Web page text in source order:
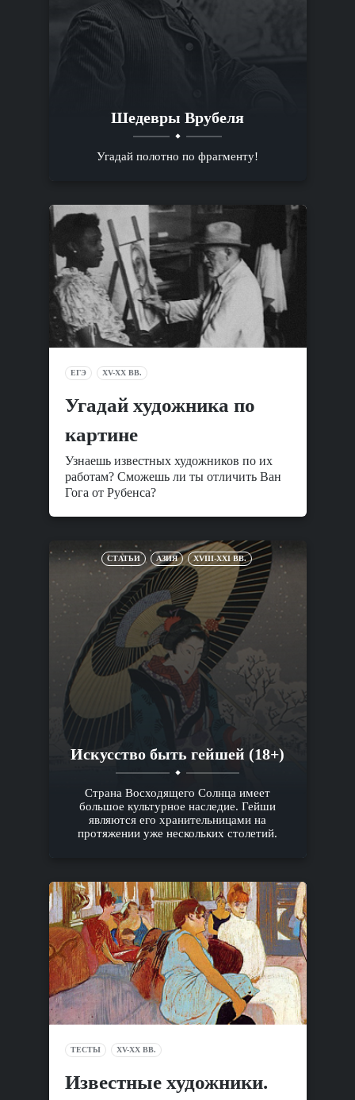
Шедевры Врубеля
Угадай полотно по фрагменту!
ЕГЭ XV-XX ВВ.
Угадай художника по
картине
Узнаешь известных художников по их
работам? Сможешь ли ты отличить Ван
Гога от Рубенса?
СТАТЬИ АЗИЯ XVIII-XXI ВВ.
Искусство быть гейшей (18+)
Страна Восходящего Солнца имеет
большое культурное наследие. Гейши
являются его хранительницами на
протяжении уже нескольких столетий.
ТЕСТЫ XV-XX ВВ.
Известные художники.